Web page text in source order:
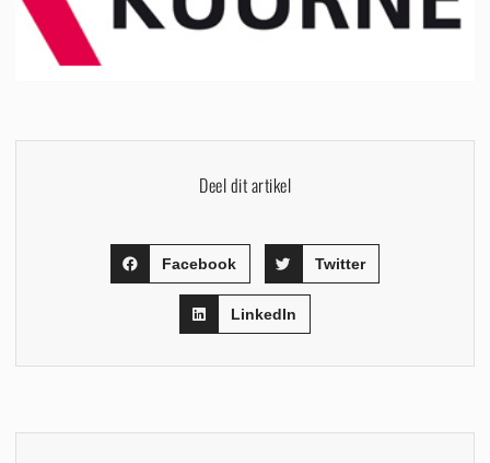
Deel dit artikel
Facebook Twitter
LinkedIn